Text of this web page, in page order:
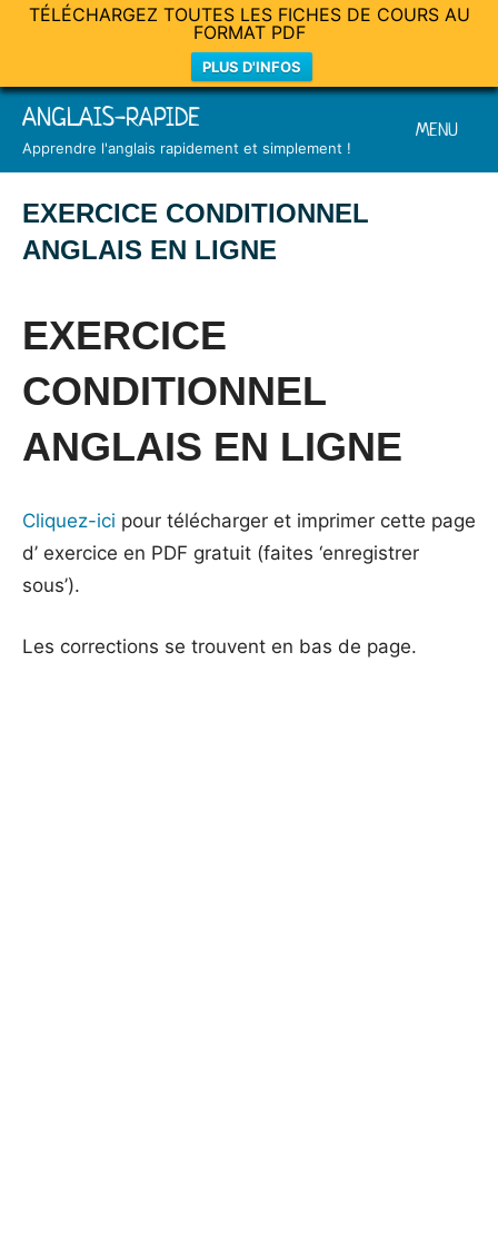
TÉLÉCHARGEZ TOUTES LES FICHES DE COURS AU
FORMAT PDF
PLUS D'INFOS
Skip
content
ANGLAIS-RAPIDE
Apprendre l'anglais rapidement et simplement !
MENU
EXERCICE CONDITIONNEL
ANGLAIS EN LIGNE
23
2021
EXERCICE
CONDITIONNEL
ANGLAIS EN LIGNE
Cliquez-ici pour télécharger et imprimer cette page
d’ exercice en PDF gratuit (faites ‘enregistrer
sous’).
Les corrections se trouvent en bas de page.